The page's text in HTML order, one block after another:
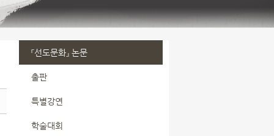
『선도문화』 논문
출판
특별강연
학술대회